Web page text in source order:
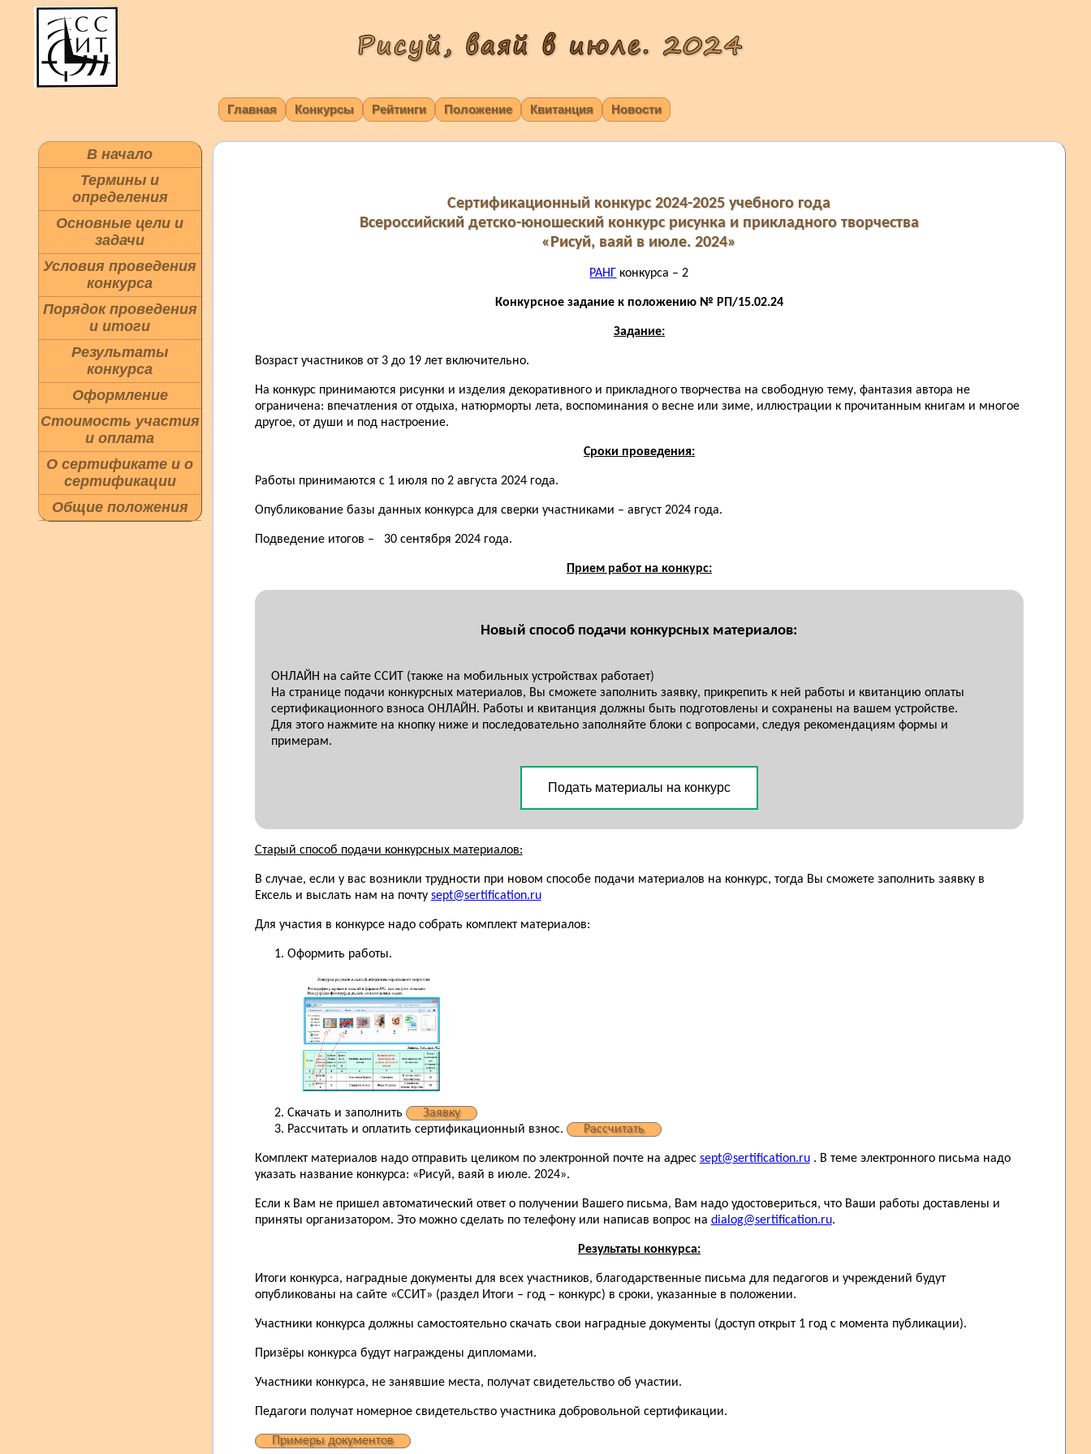
Главная Конкурсы Рейтинги Положение Квитанция Новости
В начало
Термины и
определения
Основные цели и
задачи
Условия проведения
конкурса
Порядок проведения
и итоги
Результаты
конкурса
Оформление
Стоимость участия
и оплата
О сертификате и о
сертификации
Общие положения
Сертификационный конкурс 2024-2025 учебного года
Всероссийский детско-юношеский конкурс рисунка и прикладного творчества
«Рисуй, ваяй в июле. 2024»
РАНГ конкурса – 2
Конкурсное задание к положению № РП/15.02.24
Задание:
Возраст участников от 3 до 19 лет включительно.
На конкурс принимаются рисунки и изделия декоративного и прикладного творчества на свободную тему, фантазия автора не
ограничена: впечатления от отдыха, натюрморты лета, воспоминания о весне или зиме, иллюстрации к прочитанным книгам и многое
другое, от души и под настроение.
Сроки проведения:
Работы принимаются с 1 июля по 2 августа 2024 года.
Опубликование базы данных конкурса для сверки участниками – август 2024 года.
Подведение итогов – 30 сентября 2024 года.
Прием работ на конкурс:
Новый способ подачи конкурсных материалов:
ОНЛАЙН на сайте ССИТ (также на мобильных устройствах работает)
На странице подачи конкурсных материалов, Вы сможете заполнить заявку, прикрепить к ней работы и квитанцию оплаты
сертификационного взноса ОНЛАЙН. Работы и квитанция должны быть подготовлены и сохранены на вашем устройстве.
Для этого нажмите на кнопку ниже и последовательно заполняйте блоки с вопросами, следуя рекомендациям формы и
примерам.
Подать материалы на конкурс
Старый способ подачи конкурсных материалов:
В случае, если у вас возникли трудности при новом способе подачи материалов на конкурс, тогда Вы сможете заполнить заявку в
Ексель и выслать нам на почту sept@sertification.ru
Для участия в конкурсе надо собрать комплект материалов:
Оформить работы.
Скачать и заполнить
Заявку
Рассчитать и оплатить сертификационный взнос.
Рассчитать
Комплект материалов надо отправить целиком по электронной почте на адрес sept@sertification.ru. В теме электронного письма надо
указать название конкурса: «Рисуй, ваяй в июле. 2024».
Если к Вам не пришел автоматический ответ о получении Вашего письма, Вам надо удостовериться, что Ваши работы доставлены и
приняты организатором. Это можно сделать по телефону или написав вопрос на dialog@sertification.ru.
Результаты конкурса:
Итоги конкурса, наградные документы для всех участников, благодарственные письма для педагогов и учреждений будут
опубликованы на сайте «ССИТ» (раздел Итоги – год – конкурс) в сроки, указанные в положении.
Участники конкурса должны самостоятельно скачать свои наградные документы (доступ открыт 1 год с момента публикации).
Призёры конкурса будут награждены дипломами.
Участники конкурса, не занявшие места, получат свидетельство об участии.
Педагоги получат номерное свидетельство участника добровольной сертификации.
Примеры документов